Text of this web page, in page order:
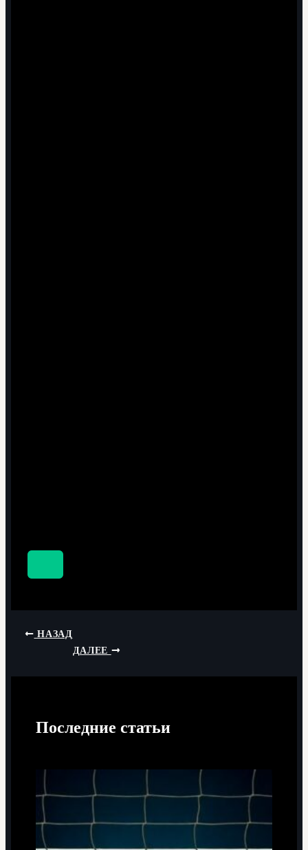
НАЗАД
ДАЛЕЕ
Последние статьи